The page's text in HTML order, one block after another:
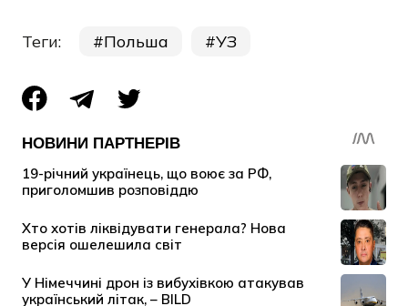
Теги: Польша УЗ